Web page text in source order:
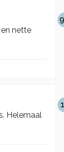
nette
Helemaal